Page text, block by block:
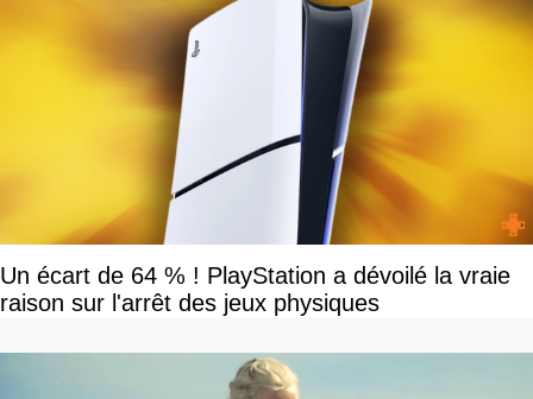
Un écart de 64 % ! PlayStation a dévoilé la vraie
raison sur l'arrêt des jeux physiques